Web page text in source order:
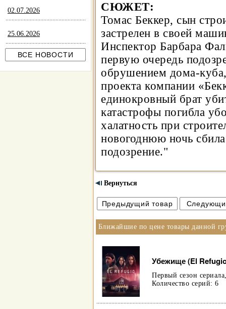
02.07.2026
25.06.2026
СЮЖЕТ:
Томас Беккер, сын
застрелен в своей
Инспектор Барбара
первую очередь
обрушением дома-
проекта компании
единокровный брат
катастрофы погибла
халатность при
новогоднюю ночь
подозрение."
Вернуться
Ближайшие по цене товары данной
Убежище (El
Первый сезон
Количество серий: 6